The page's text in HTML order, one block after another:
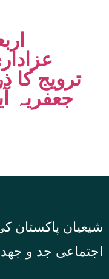
ترویج کا
جعفریہ
شیعیان پاکستان
اجتماعی جد و جهد